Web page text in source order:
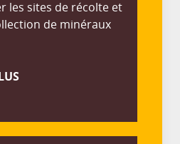
les sites de récolte et
de minéraux